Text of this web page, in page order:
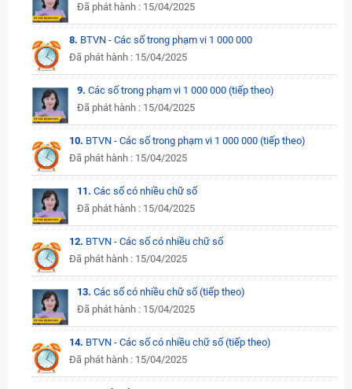
Đã phát hành : 15/04/2025
8. BTVN - Các số trong phạm vi 1 000 000
Đã phát hành : 15/04/2025
9. Các số trong phạm vi 1 000 000 (tiếp theo)
Đã phát hành : 15/04/2025
10. BTVN - Các số trong phạm vi 1 000 000 (tiếp theo)
Đã phát hành : 15/04/2025
11. Các số có nhiều chữ số
Đã phát hành : 15/04/2025
12. BTVN - Các số có nhiều chữ số
Đã phát hành : 15/04/2025
13. Các số có nhiều chữ số (tiếp theo)
Đã phát hành : 15/04/2025
14. BTVN - Các số có nhiều chữ số (tiếp theo)
Đã phát hành : 15/04/2025